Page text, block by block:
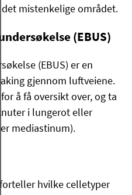
mistenkelige området.
(EBUS)
(EBUS) er en
gjennom luftveiene.
å få oversikt over, og ta
i lungerot eller
mediastinum).
forteller hvilke celletyper